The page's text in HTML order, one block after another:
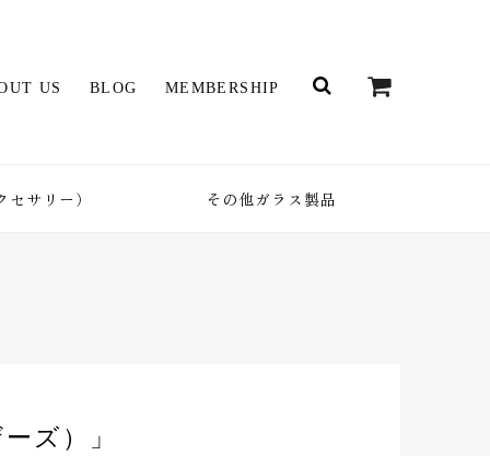
US BLOG MEMBERSHIP
サリー） その他ガラス製品
ズ）」